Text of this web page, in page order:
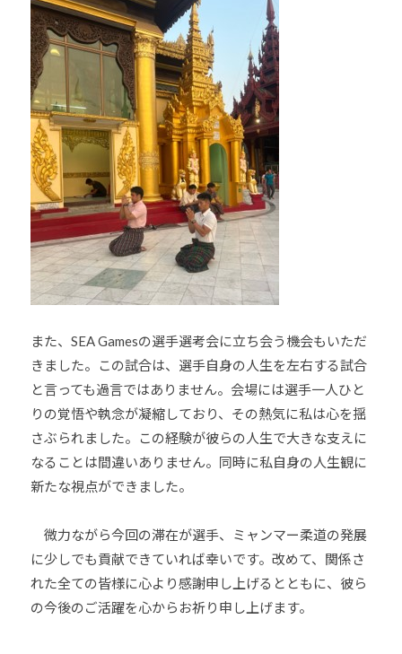
また、SEA Gamesの選手選考会に立ち会う機会もいただ
きました。この試合は、選手自身の人生を左右する試合
と言っても過言ではありません。会場には選手一人ひと
りの覚悟や執念が凝縮しており、その熱気に私は心を揺
さぶられました。この経験が彼らの人生で大きな支えに
なることは間違いありません。同時に私自身の人生観に
新たな視点ができました。
微力ながら今回の滞在が選手、ミャンマー柔道の発展
に少しでも貢献できていれば幸いです。改めて、関係さ
れた全ての皆様に心より感謝申し上げるとともに、彼ら
の今後のご活躍を心からお祈り申し上げます。